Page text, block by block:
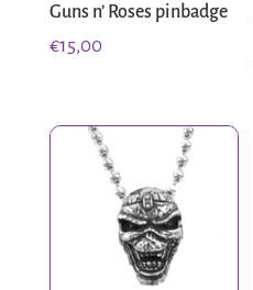
Guns n’ Roses pinbadge
€15,00